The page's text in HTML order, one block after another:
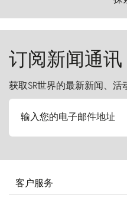
del Paine）则宛如
起
订阅新闻通讯
获取SR世界的最新新闻、活
输入您的电子邮件地址
客户服务